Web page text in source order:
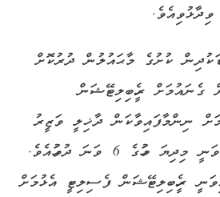
ކުށުގެ މާޙައުލުން ދުރުކޮށް
ގެނައުމަށް ރީހެބިލިޓޭޝަން
ނިންމާފައިވާކަން ދާޚިލީ ވަޒީރު
އިޙްސާން ހާމަކުރައްވާފައިވަނީ މިދިޔަ މަހުގެ 6 ވަނަ ދުވަހުއެވެ.
ރީހެބިލިޓޭޝަން ފެސިލިޓީ އެޅުމަށް